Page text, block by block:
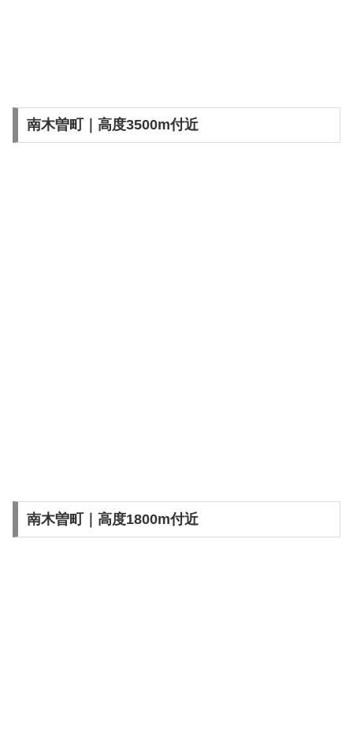
南木曽町｜高度3500m付近
南木曽町｜高度1800m付近